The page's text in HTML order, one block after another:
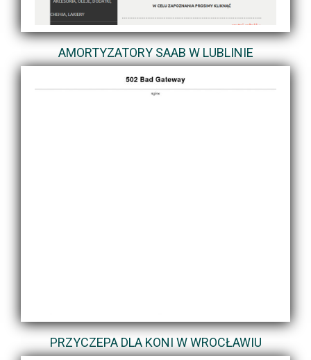
AMORTYZATORY SAAB W LUBLINIE
PRZYCZEPA DLA KONI W WROCŁAWIU